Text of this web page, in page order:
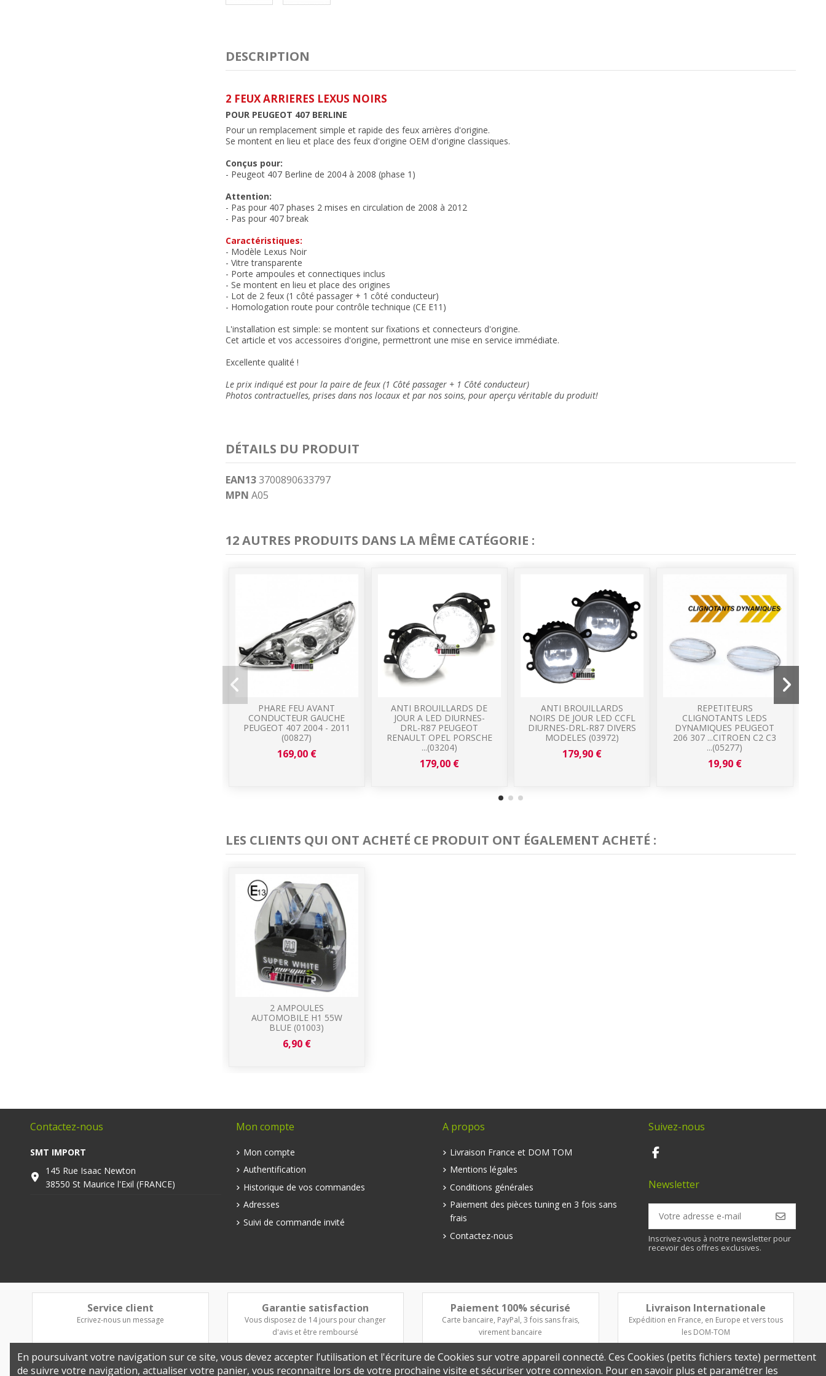
DESCRIPTION
2 FEUX ARRIERES LEXUS NOIRS
POUR PEUGEOT 407 BERLINE
Pour un remplacement simple et rapide des feux arrières d'origine.
Se montent en lieu et place des feux d'origine OEM d'origine classiques.
Conçus pour:
- Peugeot 407 Berline de 2004 à 2008 (phase 1)
Attention:
- Pas pour 407 phases 2 mises en circulation de 2008 à 2012
- Pas pour 407 break
Caractéristiques:
- Modèle Lexus Noir
- Vitre transparente
- Porte ampoules et connectiques inclus
- Se montent en lieu et place des origines
- Lot de 2 feux (1 côté passager + 1 côté conducteur)
- Homologation route pour contrôle technique (CEE11)
L'installation est simple: se montent sur fixations et connecteurs d'origine.
Cet article et vos accessoires d'origine, permettront une mise en service immédiate.
Excellente qualité !
Le prix indiqué est pour la paire de feux (1 Côté passager + 1 Côté conducteur)
Photos contractuelles, prises dans nos locaux etpar nos soins, pour aperçu véritable du produit!
DÉTAILS DU PRODUIT
EAN13 3700890633797
MPN A05
12 AUTRES PRODUITS DANS LA MÊME CATÉGORIE :
PHARE FEU AVANT
CONDUCTEUR GAUCHE
PEUGEOT 407 2004 - 2011
(00827)
169,00 €
ANTI BROUILLARDS DE
JOUR A LED DIURNES-
DRL-R87 PEUGEOT
RENAULT OPEL PORSCHE
...(03204)
179,00 €
ANTI BROUILLARDS
NOIRS DE JOUR LED CCFL
DIURNES-DRL-R87 DIVERS
MODELES (03972)
179,90 €
REPETITEURS
CLIGNOTANTS LEDS
DYNAMIQUES PEUGEOT
206 307 ...CITROEN C2 C3
...(05277)
19,90 €
LES CLIENTS QUI ONT ACHETÉ CE PRODUIT ONT ÉGALEMENT ACHETÉ :
2 AMPOULES
AUTOMOBILE H1 55W
BLUE (01003)
6,90 €
Contactez-nous
SMT IMPORT
145 Rue Isaac Newton
38550 St Maurice l'Exil (FRANCE)
Mon compte
Mon compte
Authentification
Historique de vos commandes
Adresses
Suivi de commande invité
A propos
Livraison France et DOM TOM
Mentions légales
Conditions générales
Paiement des pièces tuning en 3 fois sans
frais
Contactez-nous
Suivez-nous
Newsletter
Inscrivez-vous à notre newsletter pour
recevoir des offres exclusives.
Service client
Ecrivez-nous un message
Garantie satisfaction
Vous disposez de 14 jours pour changer
d'avis et être remboursé
Paiement 100% sécurisé
Carte bancaire, PayPal, 3 fois sans frais,
virement bancaire
Livraison Internationale
Expédition en France, en Europe et vers tous
les DOM-TOM
En poursuivant votre navigation sur ce site, vous devez accepter l’utilisation et l'écriture de Cookies sur votre appareil connecté. Ces Cookies (petits fichiers texte) permettent
de suivre votre navigation, actualiser votre panier, vous reconnaitre lors de votre prochaine visite et sécuriser votre connexion. Pour en savoir plus et paramétrer les